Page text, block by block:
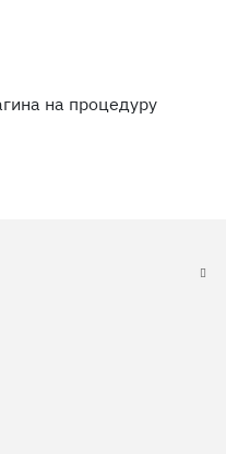
на процедуру